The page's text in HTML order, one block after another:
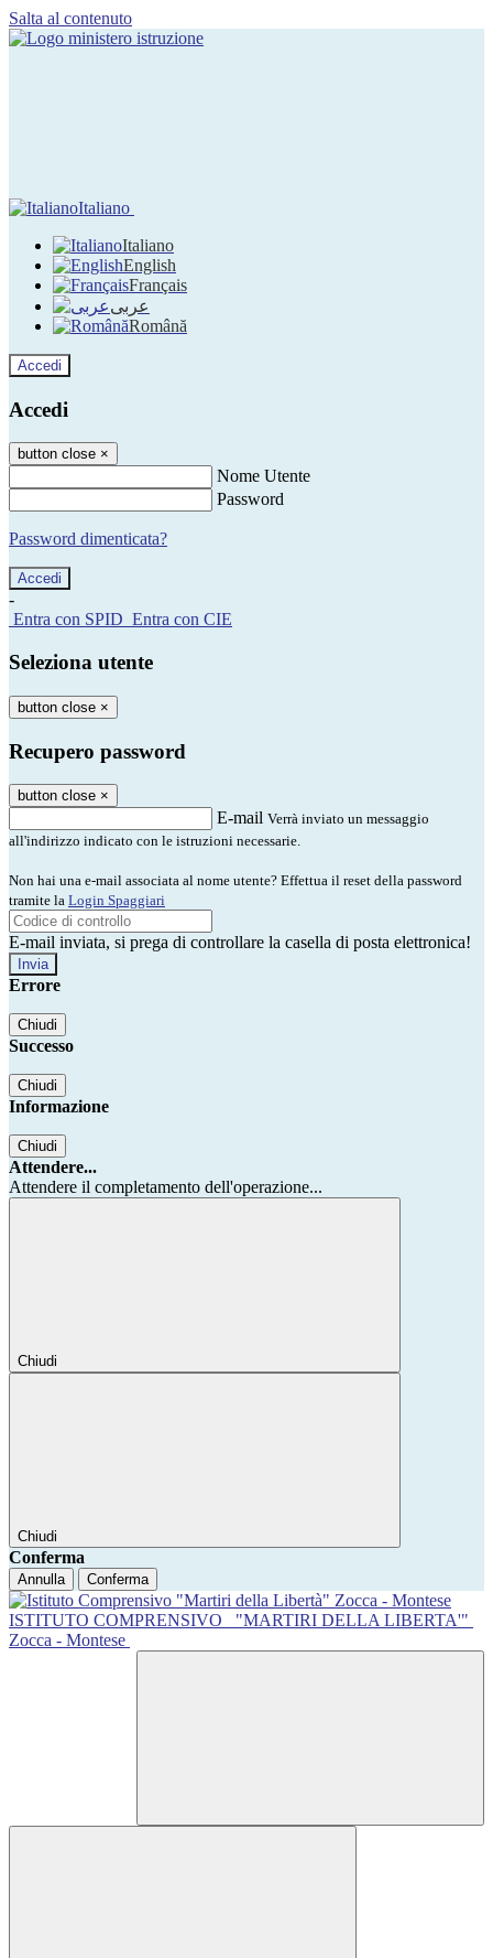
Salta al contenuto
Italiano
Italiano
English
Français
عربى
Română
Accedi
Accedi
button close ×
Nome Utente
Password
Password dimenticata?
-
Entra con SPID Entra con CIE
Seleziona utente
button close ×
Recupero password
button close ×
E-mail Verrà inviato un messaggio
all'indirizzo indicato con le istruzioni necessarie.
Non hai una e-mail associata al nome utente? Effettua il reset della password
tramite la Login Spaggiari
E-mail inviata, si prega di controllare la casella di posta elettronica!
Errore
Chiudi
Successo
Chiudi
Informazione
Chiudi
Attendere...
Attendere il completamento dell'operazione...
Chiudi
Chiudi
Conferma
Annulla Conferma
ISTITUTO COMPRENSIVO
"MARTIRI DELLA LIBERTA'"
Zocca - Montese